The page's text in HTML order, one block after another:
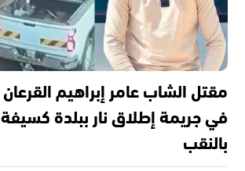
مقتل الشاب عامر إبراهيم القرعان
في جريمة إطلاق نار ببلدة كسيفة
بالنقب